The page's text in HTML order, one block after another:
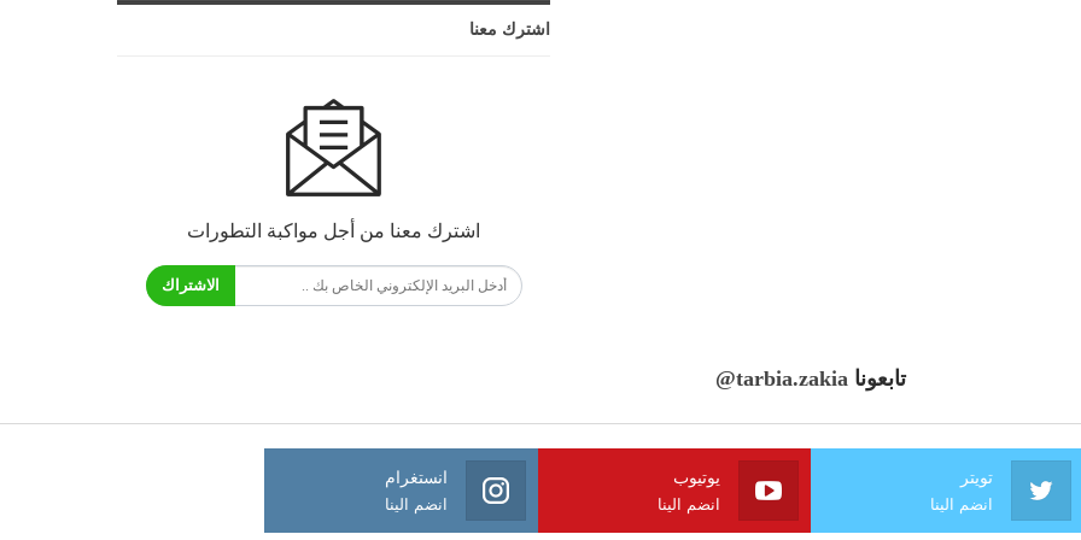
اشترك معنا
اشترك معنا من أجل مواكبة التطورات
الاشتراك
تابعونا @tarbia.zakia
تويتر
انضم الينا
يوتيوب
انضم الينا
انستغرام
انضم الينا